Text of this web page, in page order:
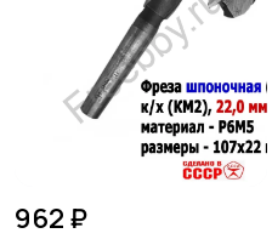
962 ₽